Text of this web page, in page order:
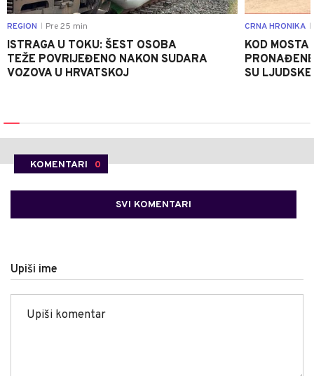
REGION Pre 25 min
ISTRAGA U TOKU: ŠEST OSOBA
TEŽE POVRIJEĐENO NAKON SUDARA
VOZOVA U HRVATSKOJ
CRNA HRONIKA
KOD MOSTA
SU
KOMENTARI 0
SVI KOMENTARI
Upiši ime